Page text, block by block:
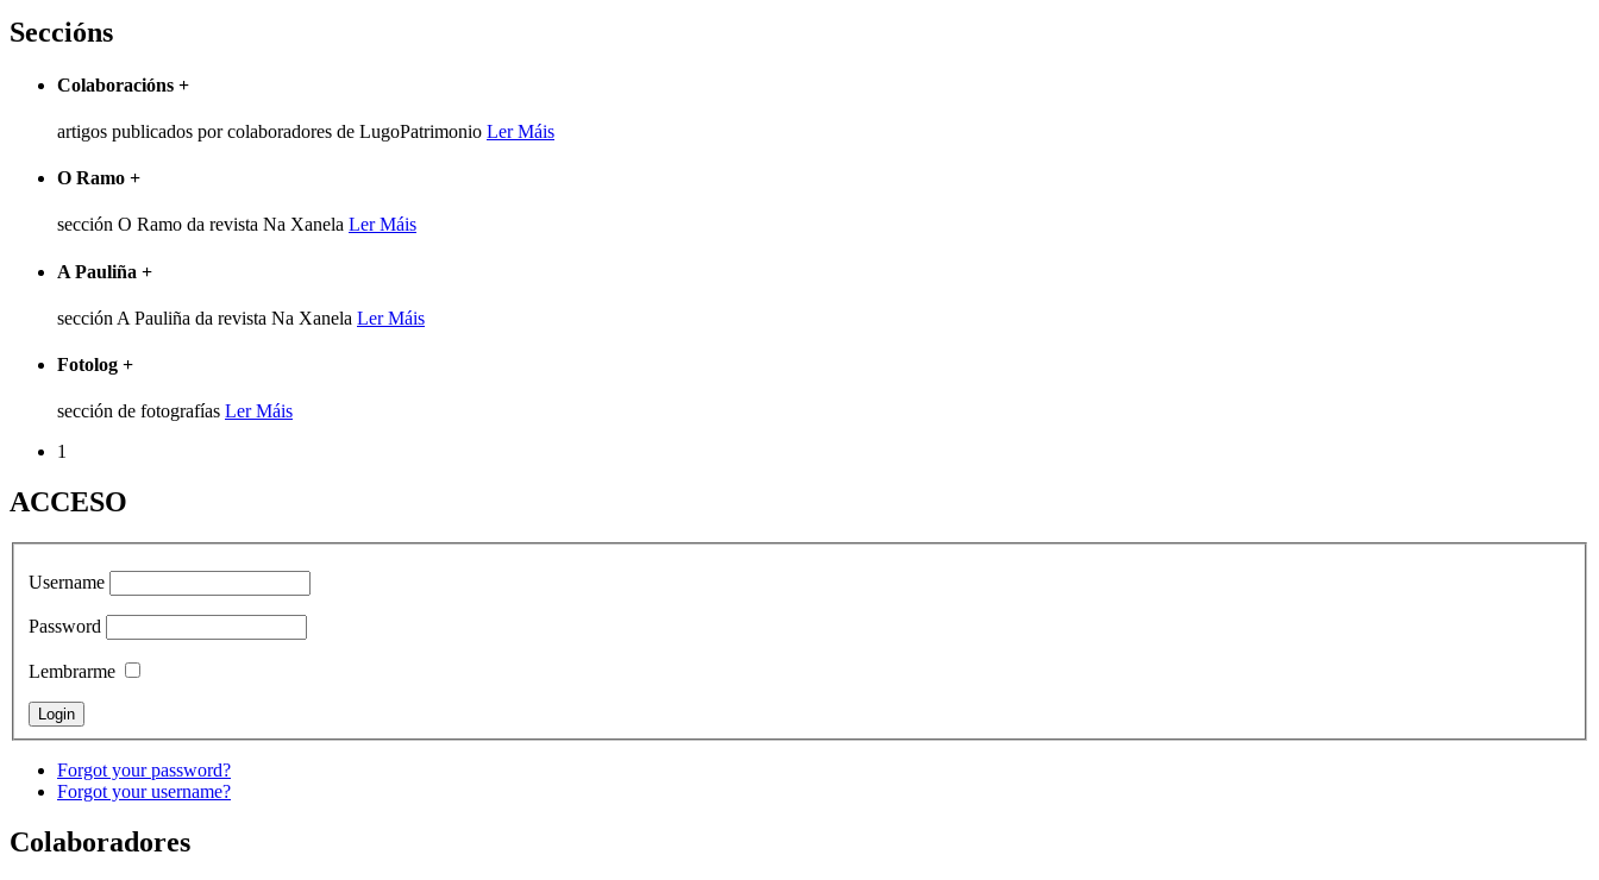
Seccións
Colaboracións +
artigos publicados por colaboradores de LugoPatrimonio Ler Máis
O Ramo +
sección O Ramo da revista Na Xanela Ler Máis
A Pauliña +
sección A Pauliña da revista Na Xanela Ler Máis
Fotolog +
sección de fotografías Ler Máis
1
ACCESO
Username
Password
Lembrarme
Forgot your password?
Forgot your username?
Colaboradores